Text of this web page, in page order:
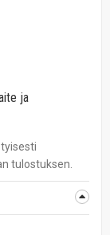
ja
tulostuksen.